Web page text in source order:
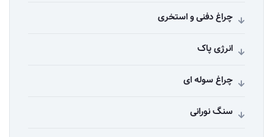
چراغ دفنی و استخری
انرژی پاک
چراغ سوله ای
سنگ نورانی